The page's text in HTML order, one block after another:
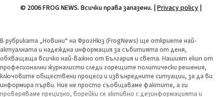
© 2006 FROG NEWS. Всички права запазени. | Privacy policy
В рубриката „Новини“ на ФрогНюз (FrogNews) ще откриете най-
актуалната и надеждна информация за събитията от деня,
обхващаща всичко най-важно от България и света. Нашият екип от
професионални журналисти следи горещите политически решения,
ключовите обществени процеси и извънредните ситуации, за да ви
информира първи. Ние не просто съобщаваме фактите, а ги
проверяваме прецизно, борейки се активно с дезинформацията и